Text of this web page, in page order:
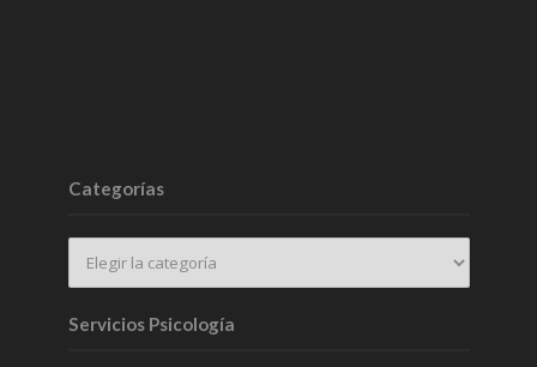
Categorías
Servicios Psicología